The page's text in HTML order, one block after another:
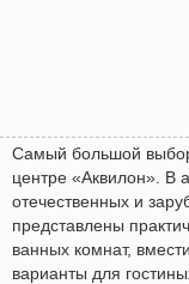
Самый большой
центре «Аквилон». В
отечественных и
представлены
ванных комнат,
варианты для